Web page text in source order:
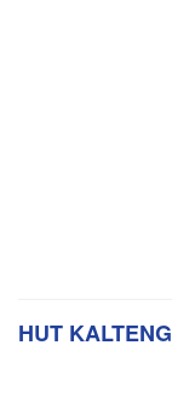
HUT KALTENG